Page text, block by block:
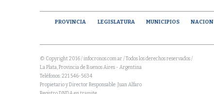
PROVINCIA LEGISLATURA MUNICIPIOS NACION
© Copyright 2016 / infocronos.com.ar / Todos los derechos reservados /
La Plata, Provincia de Buenos Aires - Argentina
Teléfonos: 221 546-5634
Propietario y Director Responsable: Juan Alfaro